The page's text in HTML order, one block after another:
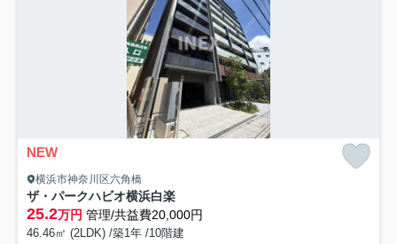
NEW
横浜市神奈川区六角橋
ザ・パークハビオ横浜白楽
25.2万円 管理/共益費20,000円
46.46㎡ (2LDK) /築1年 /10階建